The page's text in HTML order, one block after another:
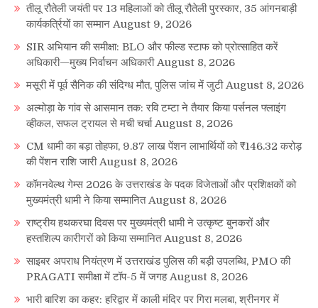
तीलू रौतेली जयंती पर 13 महिलाओं को तीलू रौतेली पुरस्कार, 35 आंगनबाड़ी
कार्यकर्त्रियों का सम्मान August 9, 2026
SIR अभियान की समीक्षा: BLO और फील्ड स्टाफ को प्रोत्साहित करें
अधिकारी—मुख्य निर्वाचन अधिकारी August 8, 2026
मसूरी में पूर्व सैनिक की संदिग्ध मौत, पुलिस जांच में जुटी August 8, 2026
अल्मोड़ा के गांव से आसमान तक: रवि टम्टा ने तैयार किया पर्सनल फ्लाइंग
व्हीकल, सफल ट्रायल से मची चर्चा August 8, 2026
CM धामी का बड़ा तोहफा, 9.87 लाख पेंशन लाभार्थियों को ₹146.32 करोड़
की पेंशन राशि जारी August 8, 2026
कॉमनवेल्थ गेम्स 2026 के उत्तराखंड के पदक विजेताओं और प्रशिक्षकों को
मुख्यमंत्री धामी ने किया सम्मानित August 8, 2026
राष्ट्रीय हथकरघा दिवस पर मुख्यमंत्री धामी ने उत्कृष्ट बुनकरों और
हस्तशिल्प कारीगरों को किया सम्मानित August 8, 2026
साइबर अपराध नियंत्रण में उत्तराखंड पुलिस की बड़ी उपलब्धि, PMO की
PRAGATI समीक्षा में टॉप-5 में जगह August 8, 2026
भारी बारिश का कहर: हरिद्वार में काली मंदिर पर गिरा मलबा, श्रीनगर में